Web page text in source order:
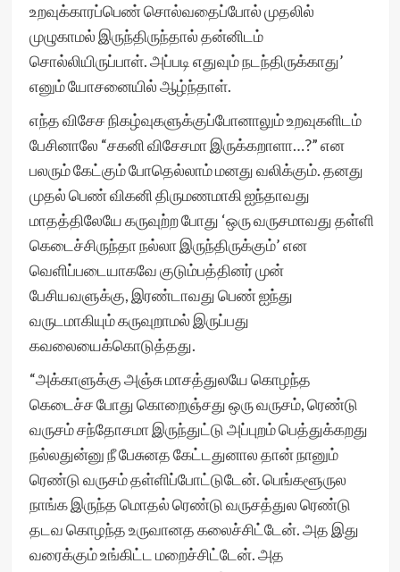
உறவுக்காரப்பெண் சொல்வதைப்போல் முதலில்
முழுகாமல் இருந்திருந்தால் தன்னிடம்
சொல்லியிருப்பாள். அப்படி எதுவும் நடந்திருக்காது’
எனும் யோசனையில் ஆழ்ந்தாள்.
எந்த விசேச நிகழ்வுகளுக்குப்போனாலும் உறவுகளிடம்
பேசினாலே “சகனி விசேசமா இருக்கறாளா…?” என
பலரும் கேட்கும் போதெல்லாம் மனது வலிக்கும். தனது
முதல் பெண் விகனி திருமணமாகி ஐந்தாவது
மாதத்திலேயே கருவுற்ற போது ‘ஒரு வருசமாவது தள்ளி
கெடைச்சிருந்தா நல்லா இருந்திருக்கும்’ என
வெளிப்படையாகவே குடும்பத்தினர் முன்
பேசியவளுக்கு, இரண்டாவது பெண் ஐந்து
வருடமாகியும் கருவுறாமல் இருப்பது
கவலையைக்கொடுத்தது.
“அக்காளுக்கு அஞ்சு மாசத்துலயே கொழந்த
கெடைச்ச போது கொறைஞ்சது ஒரு வருசம், ரெண்டு
வருசம் சந்தோசமா இருந்துட்டு அப்புறம் பெத்துக்கறது
நல்லதுன்னு நீ பேசுனத கேட்டதுனால தான் நானும்
ரெண்டு வருசம் தள்ளிப்போட்டுடேன். பெங்களூருல
நாங்க இருந்த மொதல் ரெண்டு வருசத்துல ரெண்டு
தடவ கொழந்த உருவானத கலைச்சிட்டேன். அத இது
வரைக்கும் உங்கிட்ட மறைச்சிட்டேன். அத